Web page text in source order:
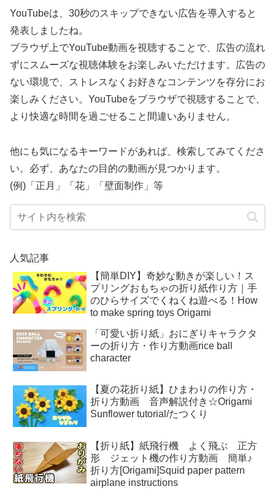
YouTubeは、30秒のスキップできない広告を導入すると
発表しましたね。
ブラウザ上でYouTube動画を視聴することで、広告の流れ
ずにスムーズな視聴体験をお楽しみいただけます。広告の
ない環境で、ストレスなくお好きなコンテンツを存分にお
楽しみください。YouTubeをブラウザで視聴することで、
より快適な時間を過ごせること間違いありません。
他にも気になるキーワードがあれば、検索してみてくださ
い。必ず、あなたの目的の動画が見つかります。
(例)「正月」「花」「壁面制作」等
人気記事
【簡単DIY】奇妙な動きが楽しい！ス
プリングおもちゃの折り紙作り方｜手
のひらサイズでくねくね遊べる！How
to make spring toys Origami
「可愛い折り紙」おにぎりキャラクタ
ーの折り方・作り方動画rice ball
character
【夏の花折り紙】ひまわりの作り方・
折り方動画 音声解説付き☆Origami
Sunflower tutorial/たつくり
【折り紙】紙飛行機 よく飛ぶ 正方
形 ジェット機の作り方動画 簡単♪
折り方[Origami]Squid paper pattern
airplane instructions